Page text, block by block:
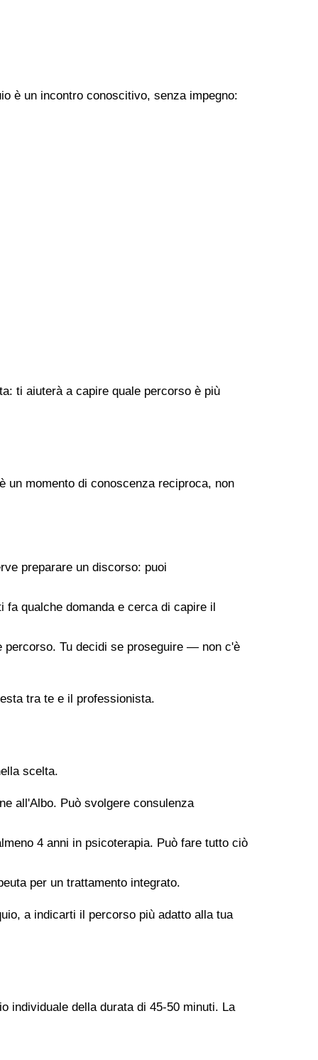
è un incontro conoscitivo, senza impegno:
ti aiuterà a capire quale percorso è più
un momento di conoscenza reciproca, non
preparare un discorso: puoi
qualche domanda e cerca di capire il
percorso. Tu decidi se proseguire — non c'è
tra te e il professionista.
scelta.
all'Albo. Può svolgere consulenza
4 anni in psicoterapia. Può fare tutto ciò
per un trattamento integrato.
a indicarti il percorso più adatto alla tua
individuale della durata di 45-50 minuti. La